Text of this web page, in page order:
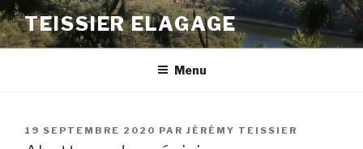
Aller
au
contenu
TEISSIER ELAGAGE
Menu
PUBLIÉ
LE
19 SEPTEMBRE 2020 PAR JÉRÉMY TEISSIER